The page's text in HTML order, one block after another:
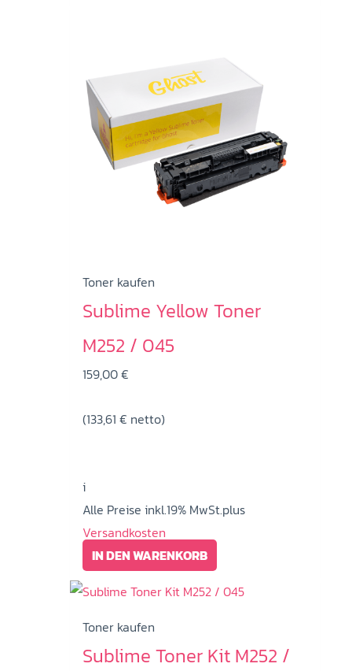
Toner kaufen
Sublime Yellow Toner
M252 / 045
159,00€
(133,61 € netto)
i
Alle Preise inkl.19% MwSt.plus
Versandkosten
IN DEN WARENKORB
Toner kaufen
Sublime Toner Kit M252 /